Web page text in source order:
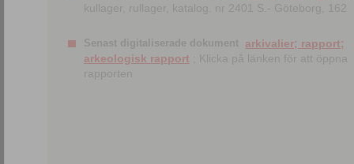
kullager, rullager, katalog. nr 2401 S.- Göteborg, 162
Senast digitaliserade dokument arkivalier; rapport;
arkeologisk rapport ; Klicka på länken för att öppna
rapporten